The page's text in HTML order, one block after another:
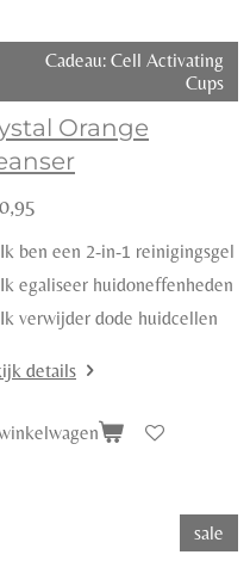
Cadeau: Cell Activating
Cups
Orange
Ik ben een 2-in-1 reinigingsgel
Ik egaliseer huidoneffenheden
Ik verwijder dode huidcellen
details
sale